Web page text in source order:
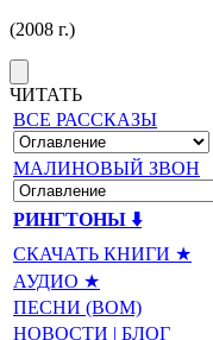
(2008 г.)
ЧИТАТЬ
ВСЕ РАССКАЗЫ
МАЛИНОВЫЙ ЗВОН
РИНГТОНЫ ⬇️
СКАЧАТЬ КНИГИ ★
АУДИО ★
ПЕСНИ (BOM)
НОВОСТИ | БЛОГ